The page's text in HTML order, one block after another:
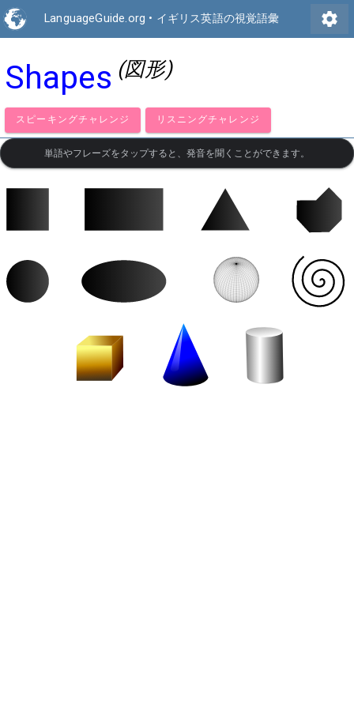
LanguageGuide.org • イギリス英語の視覚語彙 settings
Shapes (図形)
スピーキングチャレンジ リスニングチャレンジ
単語やフレーズをタップすると、発音を聞くことができます。